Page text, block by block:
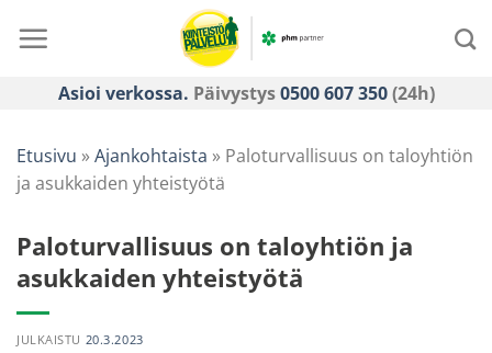
Asioi verkossa. Päivystys0500 607 350(24h)
Etusivu »Ajankohtaista » Paloturvallisuus on taloyhtiön
ja asukkaiden yhteistyötä
Paloturvallisuus on taloyhtiön ja
asukkaiden yhteistyötä
JULKAISTU 20.3.2023